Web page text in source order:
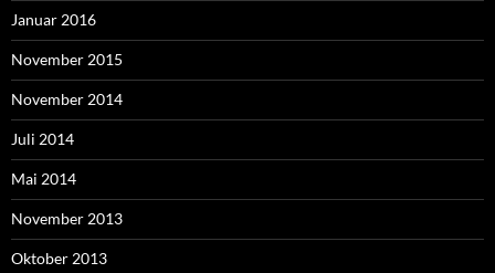
Januar 2016
November 2015
November 2014
Juli 2014
Mai 2014
November 2013
Oktober 2013